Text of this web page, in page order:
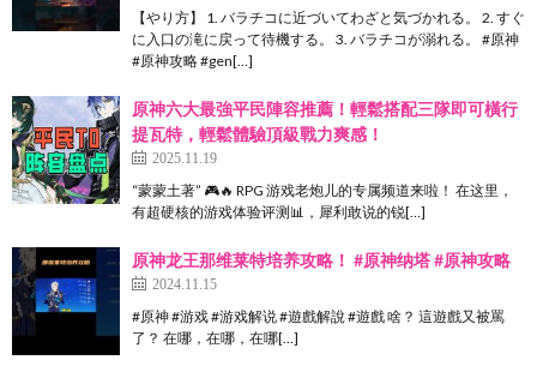
【やり方】 1. バラチコに近づいてわざと気づかれる。 2. すぐ
に入口の滝に戻って待機する。 3. バラチコが溺れる。 #原神
#原神攻略 #gen[…]
原神六大最強平民陣容推薦！輕鬆搭配三隊即可橫行
提瓦特，輕鬆體驗頂級戰力爽感！
2025.11.19
“蒙蒙土著” 🎮🔥 RPG 游戏老炮儿的专属频道来啦！ 在这里，
有超硬核的游戏体验评测📊，犀利敢说的锐[…]
原神龙王那维莱特培养攻略！ #原神纳塔 #原神攻略
2024.11.15
#原神 #游戏 #游戏解说 #遊戲解說 #遊戲 啥？ 這遊戲又被罵
了？ 在哪，在哪，在哪[…]